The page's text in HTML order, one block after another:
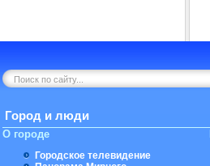
Город и люди
О городе
Городское телевидение